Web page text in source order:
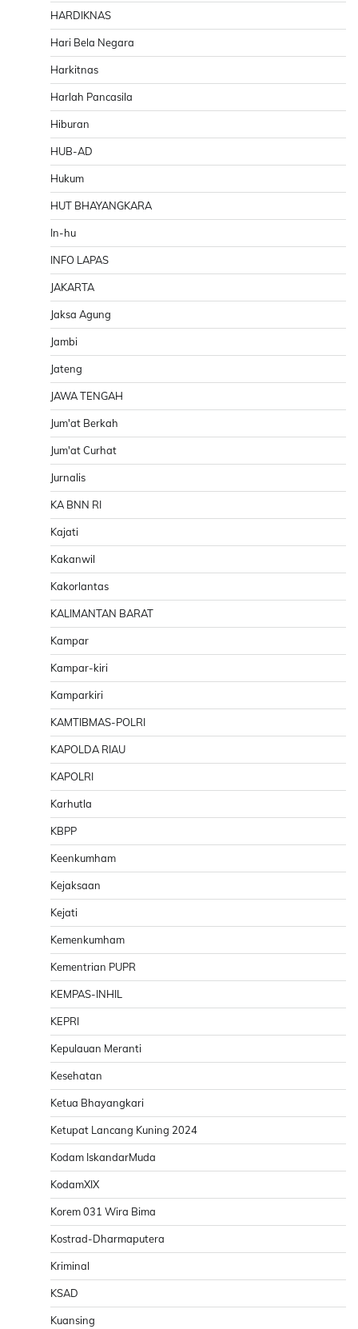
HARDIKNAS
Hari Bela Negara
Harkitnas
Harlah Pancasila
Hiburan
HUB-AD
Hukum
HUT BHAYANGKARA
In-hu
INFO LAPAS
JAKARTA
Jaksa Agung
Jambi
Jateng
JAWA TENGAH
Jum'at Berkah
Jum'at Curhat
Jurnalis
KA BNN RI
Kajati
Kakanwil
Kakorlantas
KALIMANTAN BARAT
Kampar
Kampar-kiri
Kamparkiri
KAMTIBMAS-POLRI
KAPOLDA RIAU
KAPOLRI
Karhutla
KBPP
Keenkumham
Kejaksaan
Kejati
Kemenkumham
Kementrian PUPR
KEMPAS-INHIL
KEPRI
Kepulauan Meranti
Kesehatan
Ketua Bhayangkari
Ketupat Lancang Kuning 2024
Kodam IskandarMuda
KodamXIX
Korem 031 Wira Bima
Kostrad-Dharmaputera
Kriminal
KSAD
Kuansing